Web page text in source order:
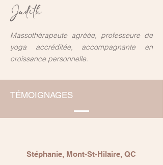
Judith
Massothérapeute agréée, professeure de
yoga accréditée, accompagnante en
croissance personnelle.
TÉMOIGNAGES
Stéphanie, Mont-St-Hilaire, QC